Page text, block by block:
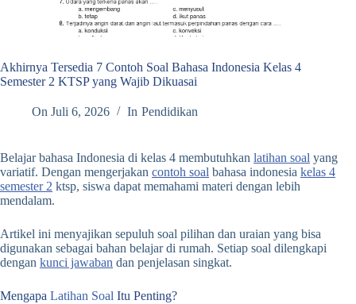
Akhirnya Tersedia 7 Contoh Soal Bahasa Indonesia Kelas 4
Semester 2 KTSP yang Wajib Dikuasai
On Juli 6, 2026 In Pendidikan
Belajar bahasa Indonesia di kelas 4 membutuhkan latihan soal yang
variatif. Dengan mengerjakan contoh soal bahasa indonesia kelas 4
semester 2 ktsp, siswa dapat memahami materi dengan lebih
mendalam.
Artikel ini menyajikan sepuluh soal pilihan dan uraian yang bisa
digunakan sebagai bahan belajar di rumah. Setiap soal dilengkapi
dengan kunci jawaban dan penjelasan singkat.
Mengapa Latihan Soal Itu Penting?